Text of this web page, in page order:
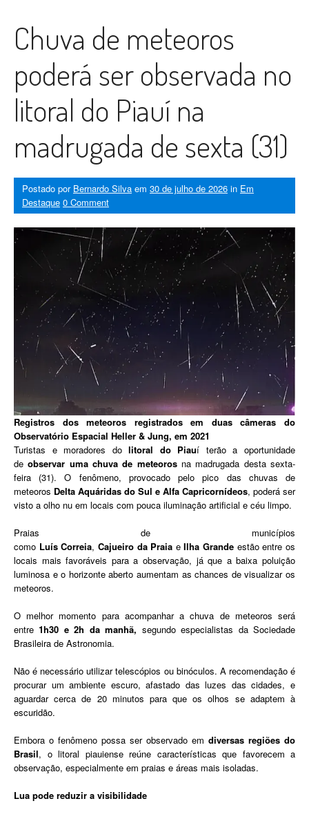
Chuva de meteoros
poderá ser observada no
litoral do Piauí na
madrugada de sexta (31)
Postado por Bernardo Silva em 30 de julho de 2026 in Em
Destaque 0 Comment
Registros dos meteoros registrados em duas câmeras do
Observatório Espacial Heller & Jung, em 2021
Turistas e moradores dolitoral do Piauí terão a oportunidade
deobservar umachuvade meteoros na madrugada desta sexta-
feira (31). O fenômeno, provocado pelo pico das chuvas de
meteoros Delta Aquáridas do Sul e Alfa Capricornídeos, poderá ser
visto a olho nu em locais com pouca iluminação artificial e céu limpo.
Praias de municípios
como LuísCorreia, Cajueiro da Praia eIlhaGrande estão entre os
locais mais favoráveis para a observação, já que a baixa poluição
luminosa e o horizonte aberto aumentam as chances de visualizar os
meteoros.
O melhor momento para acompanhar a chuva de meteoros será
entre 1h30 e 2h da manhã, segundo especialistas da Sociedade
Brasileira de Astronomia.
Não é necessário utilizar telescópios ou binóculos. A recomendação é
procurar um ambiente escuro, afastado das luzes das cidades, e
aguardar cerca de 20 minutos para que os olhos se adaptem à
escuridão.
Embora o fenômeno possa ser observado em diversas regiões do
Brasil, o litoral piauiense reúne características que favorecem a
observação, especialmente em praias e áreas mais isoladas.
Lua pode reduzir a visibilidade